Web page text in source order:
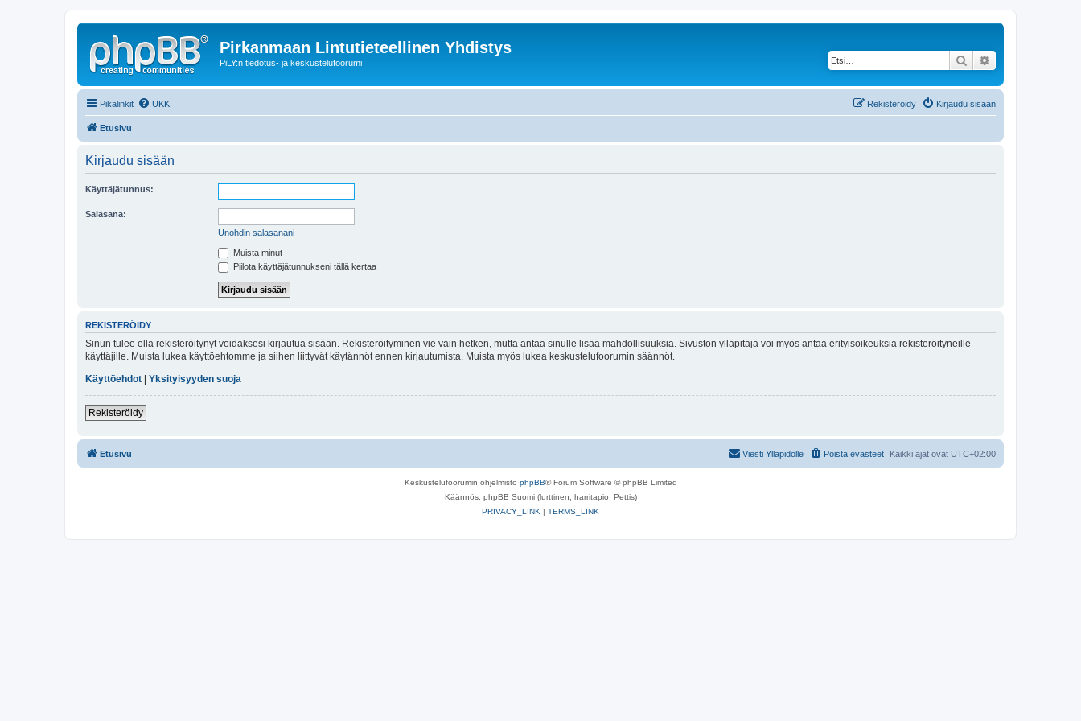
Pirkanmaan Lintutieteellinen Yhdistys
PiLY:n tiedotus- ja keskustelufoorumi Etsi
Pikalinkit UKK Kirjaudu sisään
Rekisteröidy
Etusivu
Kirjaudu sisään
Käyttäjätunnus:
Salasana:
Unohdin salasanani
Muista minut
Piilota käyttäjätunnukseni tällä kertaa
REKISTERÖIDY
Sinun tulee olla rekisteröitynyt voidaksesi kirjautua sisään. Rekisteröityminen vie vain hetken, mutta antaa sinulle lisää mahdollisuuksia. Sivuston ylläpitäjä voi myös antaa erityisoikeuksia rekisteröityneille
käyttäjille. Muista lukea käyttöehtomme ja siihen liittyvät käytännöt ennen kirjautumista. Muista myös lukea keskustelufoorumin säännöt.
Käyttöehdot
Yksityisyyden suoja
Rekisteröidy
Etusivu Kaikki ajat ovat UTC+02:00
Poista evästeet
Viesti Ylläpidolle
Keskustelufoorumin ohjelmisto phpBB® Forum Software © phpBB Limited
Käännös: phpBB Suomi (lurttinen, harritapio, Pettis)
PRIVACY_LINK | TERMS_LINK